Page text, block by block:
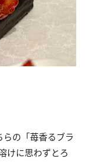
の「苺香るブラ
けに思わずとろ